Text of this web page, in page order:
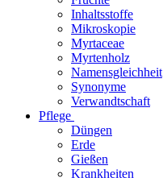
Inhaltsstoffe
Mikroskopie
Myrtaceae
Myrtenholz
Namensgleichheit
Synonyme
Verwandtschaft
Pflege
Düngen
Erde
Gießen
Krankheiten